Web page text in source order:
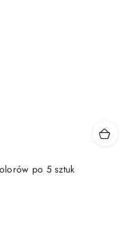
po 5 sztuk